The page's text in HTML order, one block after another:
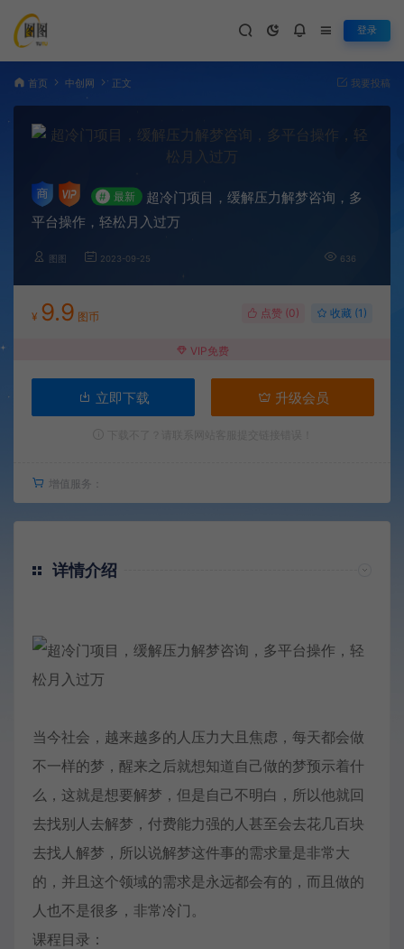
登录
首页 中创网 正文 我要投稿
# 最新
超冷门项目，缓解压力解梦咨询，多
平台操作，轻松月入过万
图图 2023-09-25 636
¥ 9.9 图币 点赞 (0) 收藏 (1)
VIP免费
立即下载 升级会员
增值服务：
详情介绍
当今社会，越来越多的人压力大且焦虑，每天都会做
不一样的梦，醒来之后就想知道自己做的梦预示着什
么，这就是想要解梦，但是自己不明白，所以他就回
去找别人去解梦，付费能力强的人甚至会去花几百块
去找人解梦，所以说解梦这件事的需求量是非常大
的，并且这个领域的需求是永远都会有的，而且做的
人也不是很多，非常冷门。
课程目录：